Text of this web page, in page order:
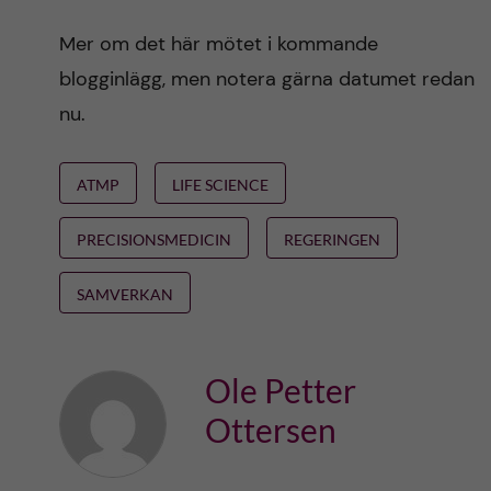
Mer om det här mötet i kommande
blogginlägg, men notera gärna datumet redan
nu.
ATMP LIFE SCIENCE
PRECISIONSMEDICIN REGERINGEN
SAMVERKAN
Ole Petter
Ottersen